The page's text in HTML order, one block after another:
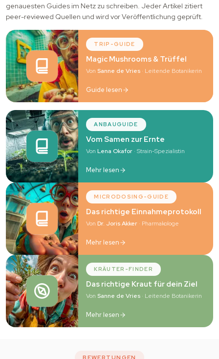
genauesten Guides im Netz zu schreiben. Jeder Artikel zitiert
peer-reviewed Quellen und wird vor Veröffentlichung geprüft.
TRIP-GUIDE
Magic Mushrooms & Trüffel
VonSanne de Vries · Leitende Botanikerin
Guide lesen
ANBAUGUIDE
Vom Samen zur Ernte
VonLena Okafor · Strain-Spezialistin
Mehr lesen
MICRODOSING-GUIDE
Das richtige Einnahmeprotokoll
VonDr. Joris Akker · Pharmakologe
Mehr lesen
KRÄUTER-FINDER
Das richtige Kraut für dein Ziel
VonSanne de Vries · Leitende Botanikerin
Mehr lesen